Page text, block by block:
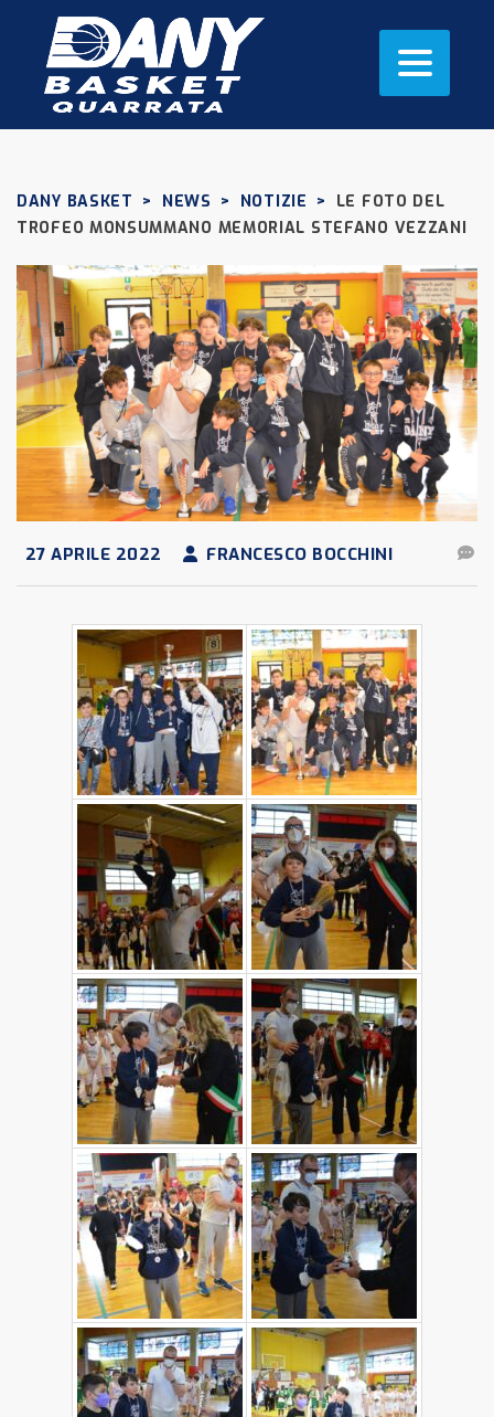
DANY BASKET > NEWS > NOTIZIE >
LE FOTO DEL
TROFEO MONSUMMANO MEMORIAL STEFANO VEZZANI
27 APRILE 2022 FRANCESCO BOCCHINI